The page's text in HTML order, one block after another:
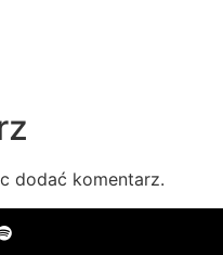
dodać komentarz.